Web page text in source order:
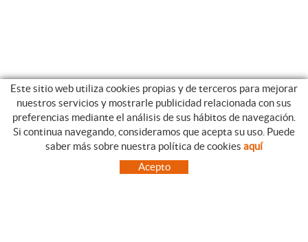
CATEGORIAS GUIA DE COMPRA
CONDICIONES DE COMPRA
PAGO
Este sitio web utiliza cookies propias y de terceros para mejorar
nuestros servicios y mostrarle publicidad relacionada con sus
preferencias mediante el análisis de sus hábitos de navegación.
Si continua navegando, consideramos que acepta su uso. Puede
saber más sobre nuestra política de cookies aquí
Acepto